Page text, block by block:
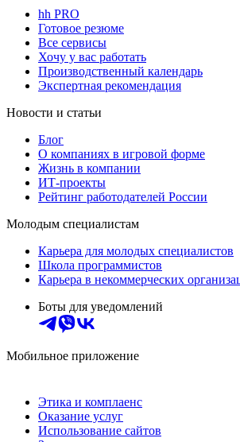
hh PRO
Готовое резюме
Все сервисы
Хочу у вас работать
Производственный календарь
Экспертная рекомендация
Новости и статьи
Блог
О компаниях в игровой форме
Жизнь в компании
ИТ-проекты
Рейтинг работодателей России
Молодым специалистам
Карьера для молодых специалистов
Школа программистов
Карьера в некоммерческих
Боты для уведомлений
Мобильное приложение
Этика и комплаенс
Оказание услуг
Использование сайтов